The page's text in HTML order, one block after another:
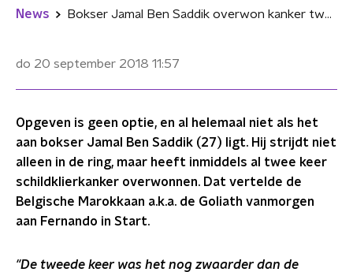
News Bokser Jamal Ben Saddik overwon kanker twee keer: "Opgeven is geen optie"
do 20 september 2018 11:57
Opgeven is geen optie, en al helemaal niet als het
aan bokser Jamal Ben Saddik (27) ligt. Hij strijdt niet
alleen in de ring, maar heeft inmiddels al twee keer
schildklierkanker overwonnen. Dat vertelde de
Belgische Marokkaan a.k.a. de Goliath vanmorgen
aan Fernando in Start.
"De tweede keer was het nog zwaarder dan de